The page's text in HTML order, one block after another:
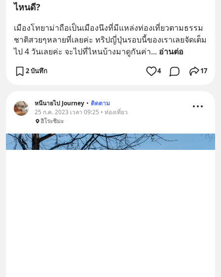
ไหนดี?
เมืองโทยาม่าถือเป็นเมืองนึงที่มีแหล่งท่องเที่ยวตามธรรม
ชาติสวยๆหลายที่เลยค่ะ ทริปญี่ปุ่นรอบนี้ของเราเลยจัดเต็ม
ไป 4 วันเลยค่ะ จะไปที่ไหนบ้างมาดูกันค่า... อ่านต่อ
2 บันทึก 4 17
หนีนายไป Journey • ติดตาม
25 ก.ค. 2023 เวลา 09:25 • ท่องเที่ยว
ฮิโระชิมะ